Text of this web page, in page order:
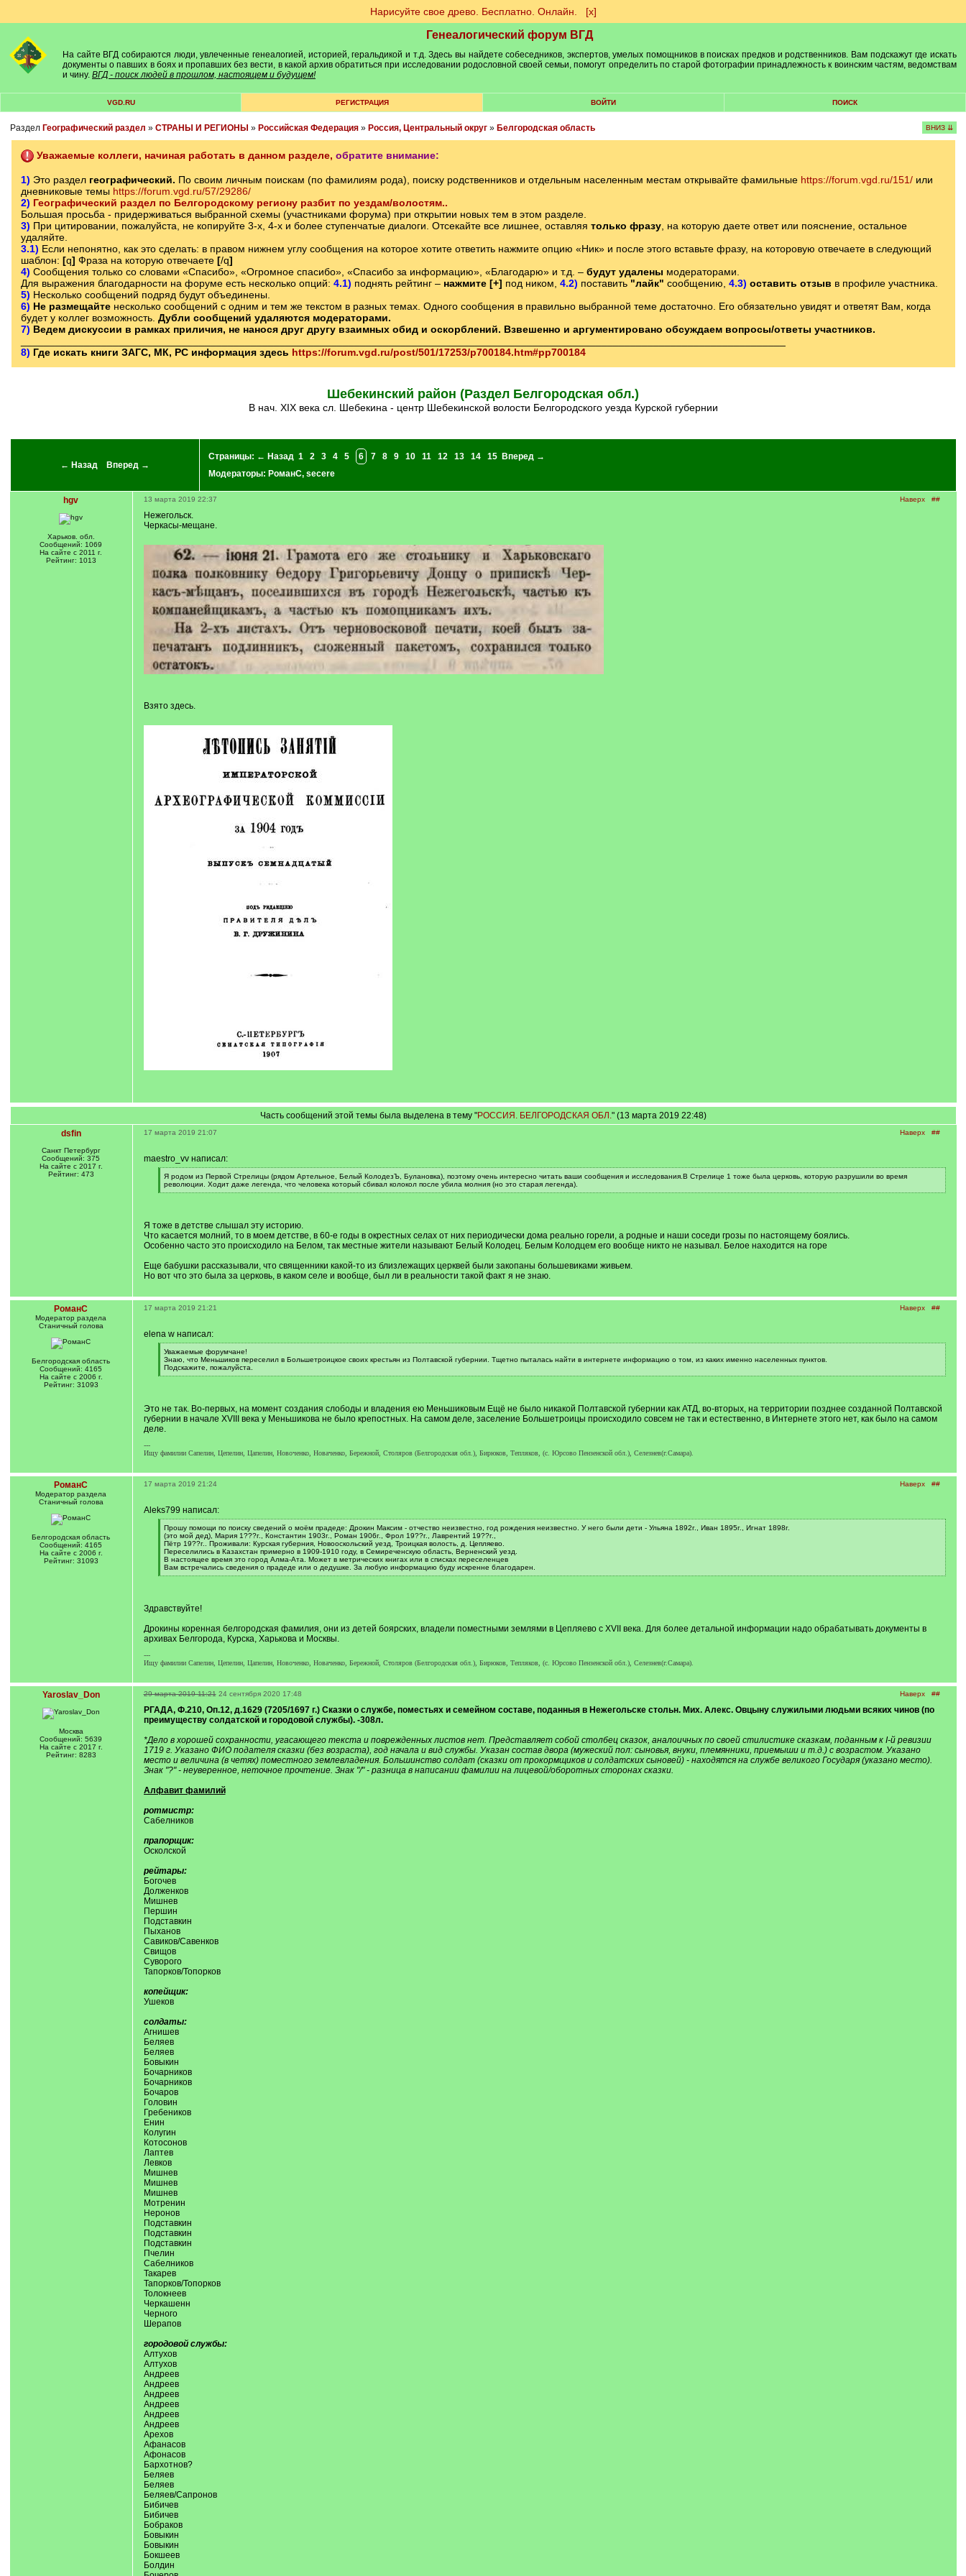
Нарисуйте свое древо. Бесплатно. Онлайн. [х]
Генеалогический форум ВГД
На сайте ВГД собираются люди, увлеченные генеалогией, историей, геральдикой и т.д. Здесь вы найдете собеседников, экспертов, умелых помощников в поисках предков и родственников. Вам подскажут где искать
документы о павших в боях и пропавших без вести, в какой архив обратиться при исследовании родословной своей семьи, помогут определить по старой фотографии принадлежность к воинским частям, ведомствам
и чину. ВГД - поиск людей в прошлом, настоящем и будущем!
VGD.RU РЕГИСТРАЦИЯ ВОЙТИ ПОИСК
Раздел Географический раздел » СТРАНЫ И РЕГИОНЫ » Российская Федерация» Россия, Центральный округ» Белгородская область ВНИЗ ⇊
Уважаемые коллеги, начиная работать в данном разделе, обратите внимание:
1) Это раздел географический. По своим личным поискам (по фамилиям рода), поиску родственников и отдельным населенным местам открывайте фамильные https://forum.vgd.ru/151/или
дневниковые темы https://forum.vgd.ru/57/29286/
2) Географический раздел по Белгородскому региону разбит по уездам/волостям..
Большая просьба - придерживаться выбранной схемы (участниками форума) при открытии новых тем в этом разделе.
3) При цитировании, пожалуйста, не копируйте 3-х, 4-х и более ступенчатые диалоги. Отсекайте все лишнее, оставляя только фразу, на которую даете ответ или пояснение, остальное
удаляйте.
3.1) Если непонятно, как это сделать: в правом нижнем углу сообщения на которое хотите ответить нажмите опцию «Ник» и после этого вставьте фразу, на которовую отвечаете в следующий
шаблон: [q] Фраза на которую отвечаете [/q]
4) Сообщения только со словами «Спасибо», «Огромное спасибо», «Спасибо за информацию», «Благодарю» и т.д. – будут удалены модераторами.
Для выражения благодарности на форуме есть несколько опций: 4.1) поднять рейтинг – нажмите [+] под ником, 4.2) поставить "лайк" сообщению, 4.3) оставить отзыв в профиле участника.
5) Несколько сообщений подряд будут объединены.
6) Не размещайтенесколько сообщений с одним и тем же текстом в разных темах. Одного сообщения в правильно выбранной теме достаточно. Его обязательно увидят и ответят Вам, когда
будет у коллег возможность. Дубли сообщений удаляются модераторами.
7) Ведем дискуссии в рамках приличия, не нанося друг другу взаимных обид и оскорблений. Взвешенно и аргументировано обсуждаем вопросы/ответы участников.
8) Где искать книги ЗАГС, МК, РС информация здесь https://forum.vgd.ru/post/501/17253/p700184.htm#pp700184
Шебекинский район (Раздел Белгородская обл.)
В нач. XIX века сл. Шебекина - центр Шебекинской волости Белгородского уезда Курской губернии
← Назад Вперед →
Страницы: ← Назад 1 2 3 4 5 6 7 8 9 10 11 12 13 14 15
Вперед →
Модераторы: РоманС, secere
hgv
Харьков. обл.
Сообщений: 1069
На сайте с 2011 г.
Рейтинг: 1013
Наверх ##
13 марта 2019 22:37
Нежегольск.
Черкасы-мещане.
Взято здесь.
Часть сообщений этой темы была выделена в тему "РОССИЯ. БЕЛГОРОДСКАЯ ОБЛ." (13 марта 2019 22:48)
dsfin
Санкт Петербург
Сообщений: 375
На сайте с 2017 г.
Рейтинг: 473
Наверх ##
17 марта 2019 21:07
maestro_vv написал:
[
q
]
Я родом из Первой Стрелицы (рядом Артельное, Белый КолодезЪ, Булановка), поэтому очень интересно читать ваши сообщения и исследования.В Стрелице 1 тоже была церковь, которую разрушили во время
революции. Ходит даже легенда, что человека который сбивал колокол после убила молния (но это старая легенда).
[
Я тоже в детстве слышал эту историю.
Что касается молний, то в моем детстве, в 60-е годы в окрестных селах от них периодически дома реально горели, а родные и наши соседи грозы по настоящему боялись.
Особенно часто это происходило на Белом, так местные жители называют Белый Колодец. Белым Колодцем его вообще никто не называл. Белое находится на горе
Еще бабушки рассказывали, что священники какой-то из близлежащих церквей были закопаны большевиками живьем.
Но вот что это была за церковь, в каком селе и вообще, был ли в реальности такой факт я не знаю.
РоманС
Модератор раздела
Станичный голова
Белгородская область
Сообщений: 4165
На сайте с 2006 г.
Рейтинг: 31093
Наверх ##
17 марта 2019 21:21
elena w написал:
[
q
]
Уважаемые форумчане!
Знаю, что Меньшиков переселил в Большетроицкое своих крестьян из Полтавской губернии. Тщетно пыталась найти в интернете информацию о том, из каких именно населенных пунктов.
Подскажите, пожалуйста.
[
Это не так. Во-первых, на момент создания слободы и владения ею Меньшиковым Ещё не было никакой Полтавской губернии как АТД, во-вторых, на территории позднее созданной Полтавской
губернии в начале XVIII века у Меньшикова не было крепостных. На самом деле, заселение Большетроицы происходило совсем не так и естественно, в Интернете этого нет, как было на самом
деле.
---
Ищу фамилии Сапелин, Цепелин, Цапелин, Новоченко, Новаченко, Бережной, Столяров (Белгородская обл.), Бирюков, Тепляков, (с. Юрсово Пензенской обл.), Селезнев(г.Самара).
РоманС
Модератор раздела
Станичный голова
Белгородская область
Сообщений: 4165
На сайте с 2006 г.
Рейтинг: 31093
Наверх ##
17 марта 2019 21:24
Aleks799 написал:
[
q
]
Прошу помощи по поиску сведений о моём прадеде: Дрокин Максим - отчество неизвестно, год рождения неизвестно. У него были дети - Ульяна 1892г., Иван 1895г., Игнат 1898г.
(это мой дед), Мария 1???г., Константин 1903г., Роман 1906г., Фрол 19??г., Лаврентий 19??г.,
Пётр 19??г.. Проживали: Курская губерния, Новооскольский уезд, Троицкая волость, д. Цепляево.
Переселились в Казахстан примерно в 1909-1910 году, в Семиреченскую область, Верненский уезд.
В настоящее время это город Алма-Ата. Может в метрических книгах или в списках переселенцев
Вам встречались сведения о прадеде или о дедушке. За любую информацию буду искренне благодарен.
[
Здравствуйте!
Дрокины коренная белгородская фамилия, они из детей боярских, владели поместными землями в Цепляево с XVII века. Для более детальной информации надо обрабатывать документы в
архивах Белгорода, Курска, Харькова и Москвы.
---
Ищу фамилии Сапелин, Цепелин, Цапелин, Новоченко, Новаченко, Бережной, Столяров (Белгородская обл.), Бирюков, Тепляков, (с. Юрсово Пензенской обл.), Селезнев(г.Самара).
Yaroslav_Don
Москва
Сообщений: 5639
На сайте с 2017 г.
Рейтинг: 8283
Наверх ##
29 марта 2019 11:21 24 сентября 2020 17:48
РГАДА, Ф.210, Оп.12, д.1629 (7205/1697 г.) Сказки о службе, поместьях и семейном составе, поданныя в Нежегольске стольн. Мих. Алекс. Овцыну служилыми людьми всяких чинов (по
преимуществу солдатской и городовой службы). -308л.
*Дело в хорошей сохранности, угасающего текста и поврежденных листов нет. Представляет собой столбец сказок, аналоичных по своей стилистике сказкам, поданным к I-й ревизии
1719 г. Указано ФИО подателя сказки (без возраста), год начала и вид службы. Указан состав двора (мужеский пол: сыновья, внуки, племянники, приемыши и т.д.) с возрастом. Указано
место и величина (в четях) поместного землевладения. Большинство солдат (сказки от прокормщиков и солдатских сыновей) - находятся на службе великого Государя (указано место).
Знак "?" - неуверенное, неточное прочтение. Знак "/" - разница в написании фамилии на лицевой/оборотных сторонах сказки.
Алфавит фамилий
ротмистр:
Сабелников
прапорщик:
Осколской
рейтары:
Богочев
Долженков
Мишнев
Першин
Подставкин
Пыханов
Савиков/Савенков
Свищов
Суворого
Тапорков/Топорков
копейщик:
Ушеков
солдаты:
Агнишев
Беляев
Беляев
Бовыкин
Бочарников
Бочарников
Бочаров
Головин
Гребеников
Енин
Колугин
Котосонов
Лаптев
Левков
Мишнев
Мишнев
Мишнев
Мотренин
Неронов
Подставкин
Подставкин
Подставкин
Пчелин
Сабелников
Такарев
Тапорков/Топорков
Толокнеев
Черкашенн
Черного
Шерапов
городовой службы:
Алтухов
Алтухов
Андреев
Андреев
Андреев
Андреев
Андреев
Андреев
Арехов
Афанасов
Афонасов
Бархотнов?
Беляев
Беляев
Беляев/Сапронов
Бибичев
Бибичев
Бобраков
Бовыкин
Бовыкин
Бокшеев
Болдин